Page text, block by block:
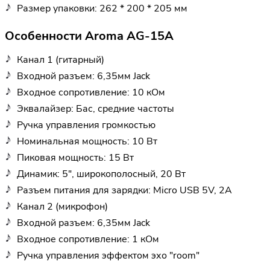
Размер упаковки: 262 * 200 * 205 мм
Особенности Aroma AG-15A
Канал 1 (гитарный)
Входной разъем: 6,35мм Jack
Входное сопротивление: 10 кОм
Эквалайзер: Бас, средние частоты
Ручка управления громкостью
Номинальная мощность: 10 Вт
Пиковая мощность: 15 Вт
Динамик: 5", широкополосный, 20 Вт
Разъем питания для зарядки: Micro USB 5V, 2A
Канал 2 (микрофон)
Входной разъем: 6,35мм Jack
Входное сопротивление: 1 кОм
Ручка управления эффектом эхо "room"